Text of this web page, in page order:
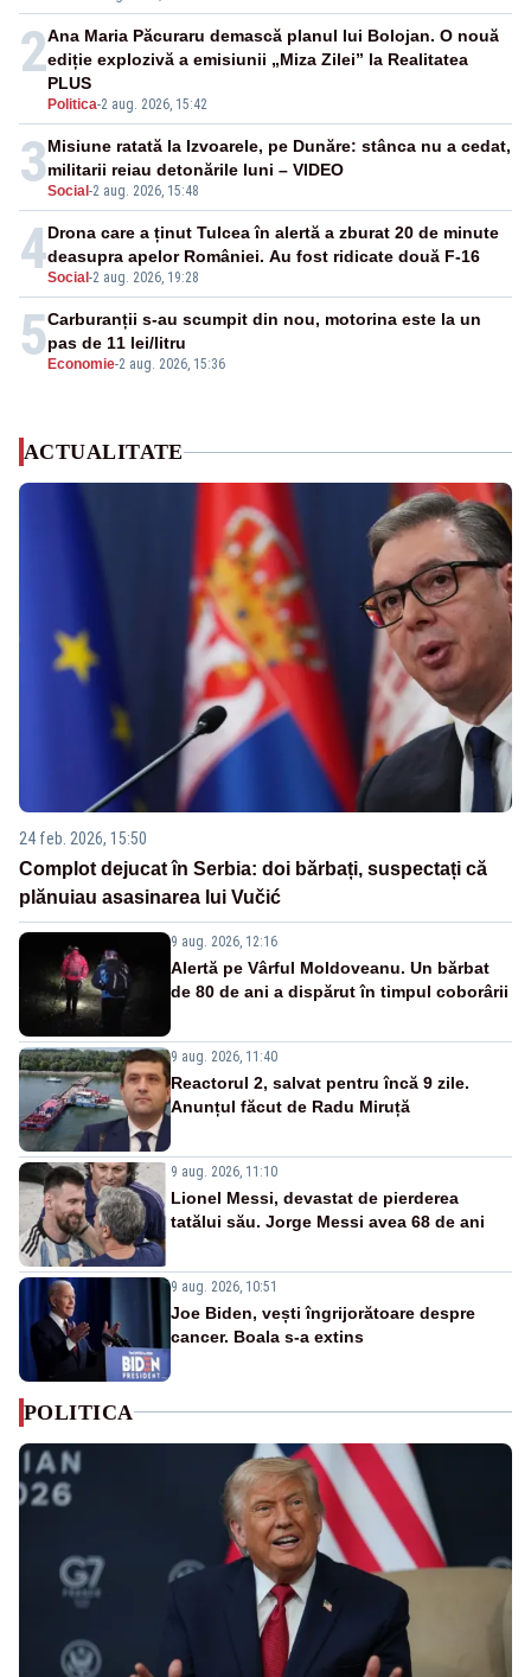
2
Politica-2 aug. 2026, 15:42
Ana Maria Păcuraru demască planul lui Bolojan. O nouă
ediție explozivă a emisiunii „Miza Zilei” la Realitatea
PLUS
3Social -2 aug. 2026, 15:48
Misiune ratată la Izvoarele, pe Dunăre: stânca nu a cedat,
militarii reiau detonările luni – VIDEO
4Social -2 aug. 2026, 19:28
Drona care a ținut Tulcea în alertă a zburat 20 de minute
deasupra apelor României. Au fost ridicate două F-16
5 Economie-2 aug. 2026, 15:36
Carburanții s-au scumpit din nou, motorina este la un
pas de 11 lei/litru
ACTUALITATE
24 feb. 2026, 15:50
Complot dejucat în Serbia: doi bărbați, suspectați că
plănuiau asasinarea lui Vučić
9 aug. 2026, 12:16
Alertă pe Vârful Moldoveanu. Un bărbat
de 80 de ani a dispărut în timpul coborârii
9 aug. 2026, 11:40
Reactorul 2, salvat pentru încă 9 zile.
Anunțul făcut de Radu Miruță
9 aug. 2026, 11:10
Lionel Messi, devastat de pierderea
tatălui său. Jorge Messi avea 68 de ani
9 aug. 2026, 10:51
Joe Biden, vești îngrijorătoare despre
cancer. Boala s-a extins
POLITICA